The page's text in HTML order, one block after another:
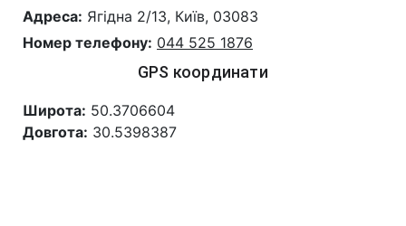
Адреса: Ягідна 2/13, Київ, 03083
Номер телефону: 044 525 1876
GPS координати
Широта: 50.3706604
Довгота: 30.5398387